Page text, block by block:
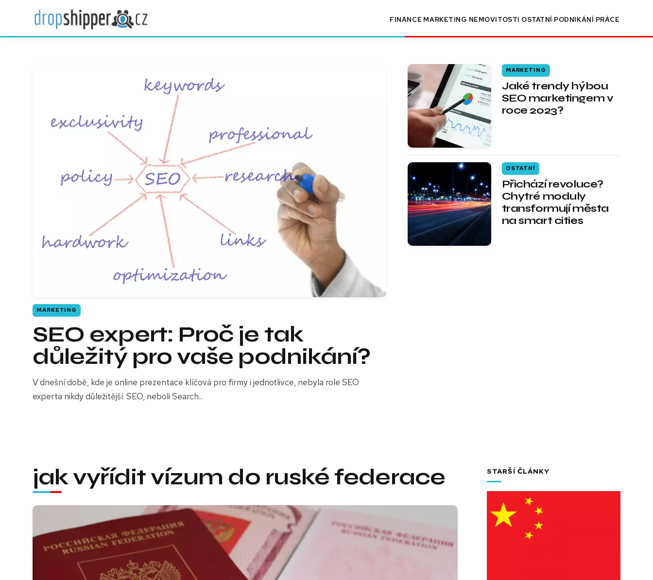
FINANCE MARKETING NEMOVITOSTI OSTATNÍ PODNIKÁNÍ PRÁCE
SEO expert: Proč je tak
důležitý pro vaše podnikání?
V dnešní době, kde je online prezentace klíčová pro firmy i jednotlivce, nebyla role SEO
experta nikdy důležitější. SEO, neboli Search...
MARKETING
Jaké trendy hýbou
SEO marketingem v
roce 2023?
MARKETING
Přichází revoluce?
Chytré moduly
transformují města
na smart cities
OSTATNÍ
jak vyřídit vízum do ruské federace STARŠÍ ČLÁNKY